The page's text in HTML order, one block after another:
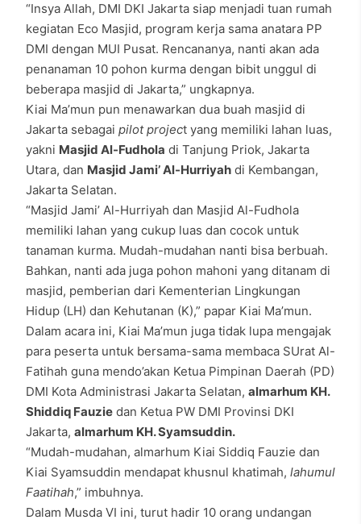
“Insya Allah, DMI DKI Jakarta siap menjadi tuan rumah
kegiatan Eco Masjid, program kerja sama anatara PP
DMI dengan MUI Pusat. Rencananya, nanti akan ada
penanaman 10 pohon kurma dengan bibit unggul di
beberapa masjid di Jakarta,” ungkapnya.
Kiai Ma’mun pun menawarkan dua buah masjid di
Jakarta sebagai pilot project yang memiliki lahan luas,
yakni Masjid Al-Fudhola di Tanjung Priok, Jakarta
Utara, dan Masjid Jami’ Al-Hurriyah di Kembangan,
Jakarta Selatan.
“Masjid Jami’ Al-Hurriyah dan Masjid Al-Fudhola
memiliki lahan yang cukup luas dan cocok untuk
tanaman kurma. Mudah-mudahan nanti bisa berbuah.
Bahkan, nanti ada juga pohon mahoni yang ditanam di
masjid, pemberian dari Kementerian Lingkungan
Hidup (LH) dan Kehutanan (K),” papar Kiai Ma’mun.
Dalam acara ini, Kiai Ma’mun juga tidak lupa mengajak
para peserta untuk bersama-sama membaca SUrat Al-
Fatihah guna mendo’akan Ketua Pimpinan Daerah (PD)
DMI Kota Administrasi Jakarta Selatan, almarhum KH.
Shiddiq Fauzie dan Ketua PW DMI Provinsi DKI
Jakarta, almarhum KH. Syamsuddin.
“Mudah-mudahan, almarhum Kiai Siddiq Fauzie dan
Kiai Syamsuddin mendapat khusnul khatimah, lahumul
Faatihah,” imbuhnya.
Dalam Musda VI ini, turut hadir 10 orang undangan